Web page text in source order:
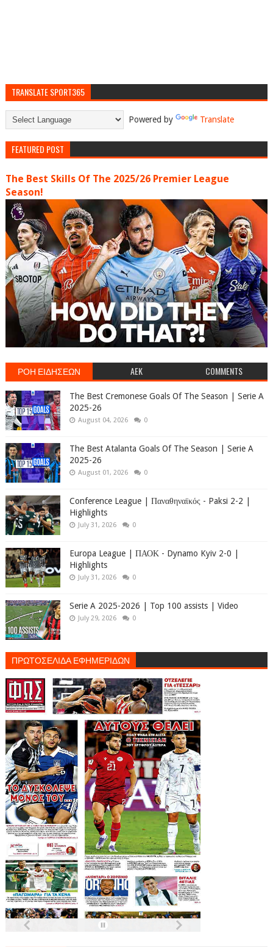
TRANSLATE SPORT365
Powered by Translate
FEATURED POST
The Best Skills Of The 2025/26 Premier League
Season!
ΡΟΗ ΕΙΔΗΣΕΩΝ AEK COMMENTS
The Best Cremonese Goals Of The Season | Serie A
2025-26
August 04, 2026 0
The Best Atalanta Goals Of The Season | Serie A
2025-26
August 01, 2026 0
Conference League | Παναθηναϊκός - Paksi 2-2 |
Highlights
July 31, 2026 0
Europa League | ΠΑΟΚ - Dynamo Kyiv 2-0 |
Highlights
July 31, 2026 0
Serie A 2025-2026 | Top 100 assists | Video
July 29, 2026 0
ΠΡΩΤΟΣΕΛΙΔΑ ΕΦΗΜΕΡΙΔΩΝ